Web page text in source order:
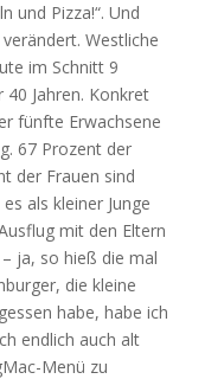
und Pizza!“. Und
Westliche
im Schnitt 9
Jahren. Konkret
fünfte Erwachsene
67 Prozent der
der Frauen sind
als kleiner Junge
mit den Eltern
ja, so hieß die mal
die kleine
habe, habe ich
endlich auch alt
Menü zu